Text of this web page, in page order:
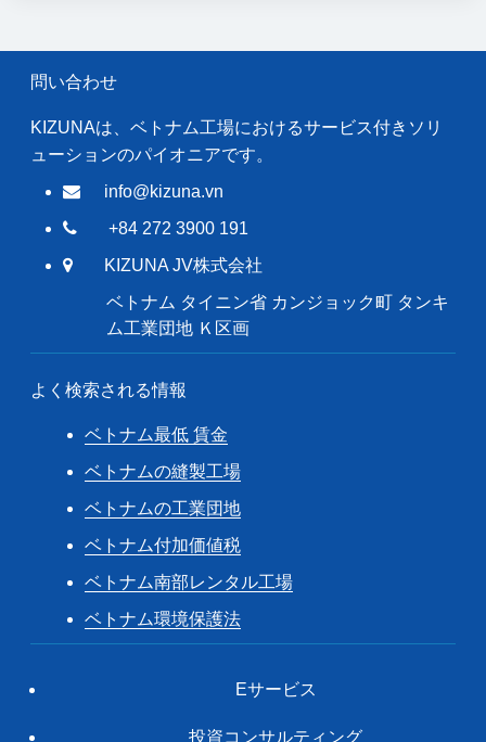
問い合わせ
KIZUNAは、ベトナム工場におけるサービス付きソリ
ューションのパイオニアです。
info@kizuna.vn
+84 272 3900 191
KIZUNA JV株式会社
ベトナム タイニン省 カンジョック町 タンキ
ム工業団地 Ｋ区画
よく検索される情報
ベトナム最低 賃金
ベトナムの縫製工場
ベトナムの工業団地
ベトナム付加価値税
ベトナム南部レンタル工場
ベトナム環境保護法
Eサービス
投資コンサルティング